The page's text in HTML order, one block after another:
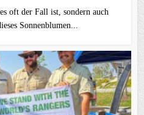
oft der Fall ist, sondern auch
Sonnenblumen...